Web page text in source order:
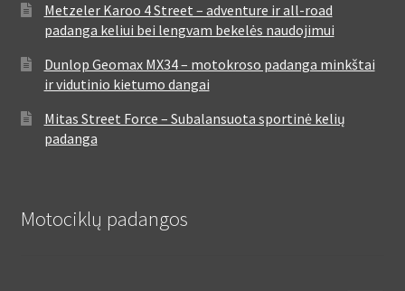
Metzeler Karoo 4 Street – adventure ir all-road
padanga keliui bei lengvam bekelės naudojimui
Dunlop Geomax MX34 – motokroso padanga minkštai
ir vidutinio kietumo dangai
Mitas Street Force – Subalansuota sportinė kelių
padanga
Motociklų padangos